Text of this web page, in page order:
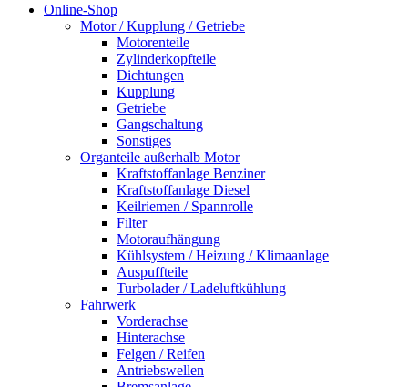
Online-Shop
Motor / Kupplung / Getriebe
Motorenteile
Zylinderkopfteile
Dichtungen
Kupplung
Getriebe
Gangschaltung
Sonstiges
Organteile außerhalb Motor
Kraftstoffanlage Benziner
Kraftstoffanlage Diesel
Keilriemen / Spannrolle
Filter
Motoraufhängung
Kühlsystem / Heizung / Klimaanlage
Auspuffteile
Turbolader / Ladeluftkühlung
Fahrwerk
Vorderachse
Hinterachse
Felgen / Reifen
Antriebswellen